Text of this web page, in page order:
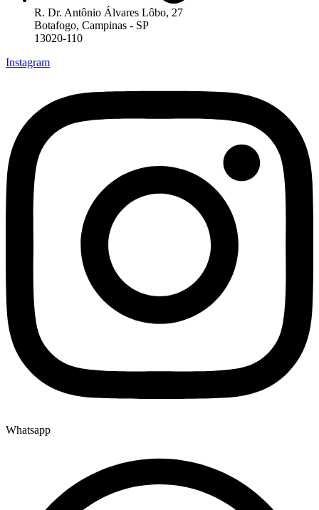
R. Dr. Antônio Álvares Lôbo, 27
Botafogo, Campinas - SP
13020-110
Instagram
Whatsapp